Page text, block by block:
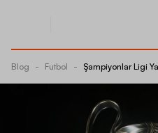
Blog - Futbol - Şampiyonlar Ligi